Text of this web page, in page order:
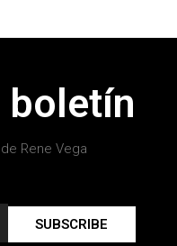
boletín
Rene Vega
SUBSCRIBE